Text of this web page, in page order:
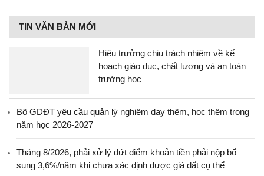
TIN VĂN BẢN MỚI
Hiệu trưởng chịu trách nhiệm về kế
hoạch giáo dục, chất lượng và an toàn
trường học
Bộ GDĐT yêu cầu quản lý nghiêm dạy thêm, học thêm trong
năm học 2026-2027
Tháng 8/2026, phải xử lý dứt điểm khoản tiền phải nộp bổ
sung 3,6%/năm khi chưa xác định được giá đất cụ thể